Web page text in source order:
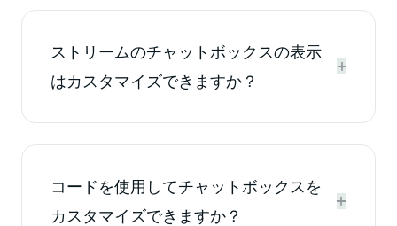
ストリームのチャットボックスの表示
はカスタマイズできますか？


コードを使用してチャットボックスを
カスタマイズできますか？

